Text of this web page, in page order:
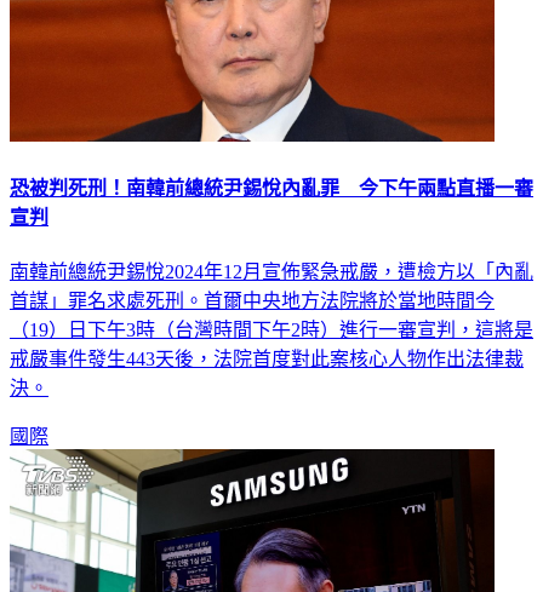
恐被判死刑！南韓前總統尹錫悅內亂罪 今下午兩點直播一審
宣判
南韓前總統尹錫悅2024年12月宣佈緊急戒嚴，遭檢方以「內亂
首謀」罪名求處死刑。首爾中央地方法院將於當地時間今
（19）日下午3時（台灣時間下午2時）進行一審宣判，這將是
戒嚴事件發生443天後，法院首度對此案核心人物作出法律裁
決。
國際